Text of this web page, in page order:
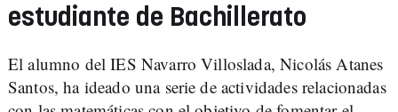
estudiante de Bachillerato
El alumno del IES Navarro Villoslada, Nicolás Atanes
Santos, ha ideado una serie de actividades relacionadas